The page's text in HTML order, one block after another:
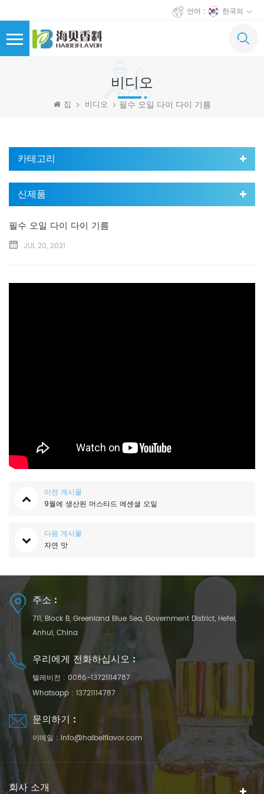
언어 : 한국의
비디오
집 비디오 필수 오일 다이 다이 기름
카테고리
신제품
필수 오일 다이 다이 기름
JUL 20, 2021
이전 게시물
9월에 생산된 머스타드 에센셜 오일
다음 게시물
자연 맛
주소 :
711, Block B, Greenland Blue Sea, Government District, Hefei,
Anhui, China
우리에게 전화하십시오 :
텔레비전 : 0086-13721114787
Whatsapp : 13721114787
문의하기 :
이메일 : info@haibeiflavor.com
회사 소개